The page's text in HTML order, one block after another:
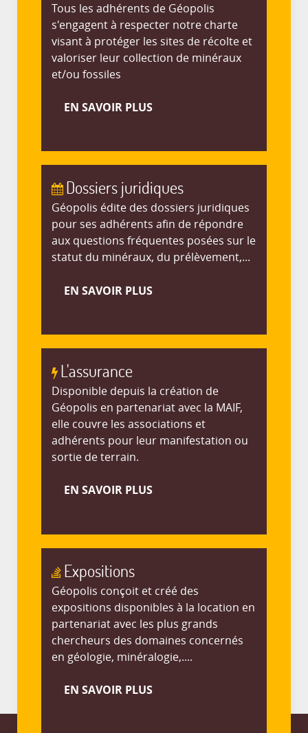
Tous les adhérents de Géopolis
s'engagent à respecter notre charte
visant à protéger les sites de récolte et
valoriser leur collection de minéraux
et/ou fossiles
EN SAVOIR PLUS
Dossiers juridiques
Géopolis édite des dossiers juridiques
pour ses adhérents afin de répondre
aux questions fréquentes posées sur le
statut du minéraux, du prélèvement,...
EN SAVOIR PLUS
L'assurance
Disponible depuis la création de
Géopolis en partenariat avec la MAIF,
elle couvre les associations et
adhérents pour leur manifestation ou
sortie de terrain.
EN SAVOIR PLUS
Expositions
Géopolis conçoit et créé des
expositions disponibles à la location en
partenariat avec les plus grands
chercheurs des domaines concernés
en géologie, minéralogie,....
EN SAVOIR PLUS